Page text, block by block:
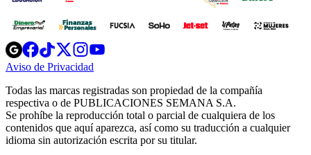
Opens
in
new
Opens
in
new
Opens
in
new
window
Opens
new
windowwindow
Aviso de Privacidad
new
window
Todas las marcas registradas son propiedad de la compañía
respectiva o de PUBLICACIONES SEMANA S.A.
Se prohíbe la reproducción total o parcial de cualquiera de los
contenidos que aquí aparezca, así como su traducción a cualquier
idioma sin autorización escrita por su titular.